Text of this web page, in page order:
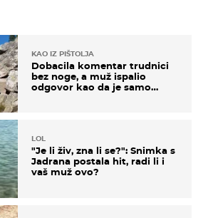
KAO IZ PIŠTOLJA
Dobacila komentar trudnici
bez noge, a muž ispalio
odgovor kao da je samo
LOL
"Je li živ, zna li se?": Snimka s
Jadrana postala hit, radi li i
vaš muž ovo?